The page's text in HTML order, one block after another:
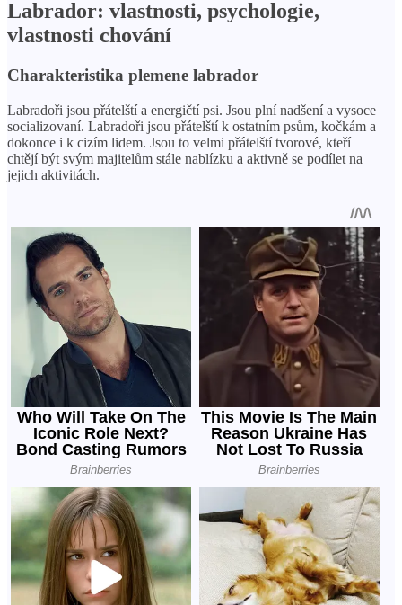
Labrador: vlastnosti, psychologie,
vlastnosti chování
Charakteristika plemene labrador
Labradoři jsou přátelští a energičtí psi. Jsou plní nadšení a vysoce
socializovaní. Labradoři jsou přátelští k ostatním psům, kočkám a
dokonce i k cizím lidem. Jsou to velmi přátelští tvorové, kteří
chtějí být svým majitelům stále nablízku a aktivně se podílet na
jejich aktivitách.